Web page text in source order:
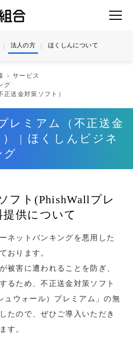
法人の方 ほくしんについて
サービス
グ
送金対策ソフト）
レミアム（不正送金
| ほくしんビジネ
グ
フト(PhishWallプレ
供について
ネットバンキングを悪用した
おります。
被害に遭われることを防ぎ、
るため、不正送金対策ソフト
ュウォール）プレミアム」の無
たので、ぜひご導入いただき
す。